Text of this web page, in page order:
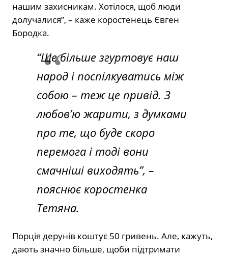
нашим захисникам. Хотілося, щоб люди
долучалися”, – каже коростенець Євген
Бородка.
“Ще більше згуртовує наш
народ і поспілкуватись між
собою – теж це привід. З
любов’ю жарити, з думками
про те, що буде скоро
перемога і тоді вони
смачніші виходять”, –
пояснює коростенка
Тетяна.
Порція дерунів коштує 50 гривень. Але, кажуть,
дають значно більше, щоби підтримати